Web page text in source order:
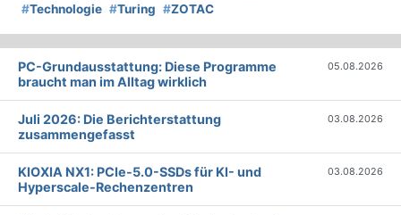
#Technologie #Turing #ZOTAC
PC-Grundausstattung: Diese Programme
braucht man im Alltag wirklich
05.08.2026
Juli 2026: Die Bericht­erstattung
zusammengefasst
03.08.2026
KIOXIA NX1: PCIe-5.0-SSDs für KI- und
Hyperscale-Rechenzentren
03.08.2026